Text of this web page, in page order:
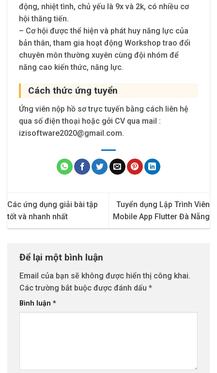
động, nhiệt tình, chủ yếu là 9x và 2k, có nhiều cơ
hội thăng tiến.
– Cơ hội được thể hiện và phát huy năng lực của
bản thân, tham gia hoạt động Workshop trao đổi
chuyên môn thường xuyên cùng đội nhóm để
năng cao kiến thức, năng lực.
Cách thức ứng tuyển
Ứng viên nộp hồ sơ trực tuyến bằng cách liên hệ
qua số điện thoại hoặc gởi CV qua mail :
izisoftware2020@gmail.com.
Các ứng dụng giải bài tập
tốt và nhanh nhất
Tuyển dụng Lập Trình Viên
Mobile App Flutter Đà Nẵng
Để lại một bình luận
Email của bạn sẽ không được hiển thị công khai.
Các trường bắt buộc được đánh dấu *
Bình luận *